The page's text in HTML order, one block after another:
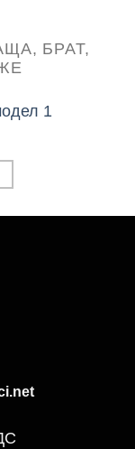
БРАТ,
1